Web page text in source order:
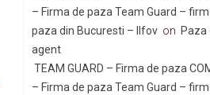
– Firma de paza Team Guard –
paza din Bucuresti – Ilfov on Paza
agent
TEAM GUARD – Firma de paza
– Firma de paza Team Guard –